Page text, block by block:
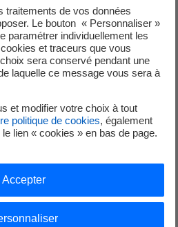
correspond à celui d'une
sécurité optimale
résister à un tsunami
est conçu pour résister à un
particulièrement formé à la
traitements de vos données
Le bouton « Personnaliser »
paramétrer individuellement les
et traceurs que vous
sera conservé pendant une
laquelle ce message vous sera à
et modifier votre choix à tout
politique de cookies, également
lien « cookies » en bas de page.
Accepter